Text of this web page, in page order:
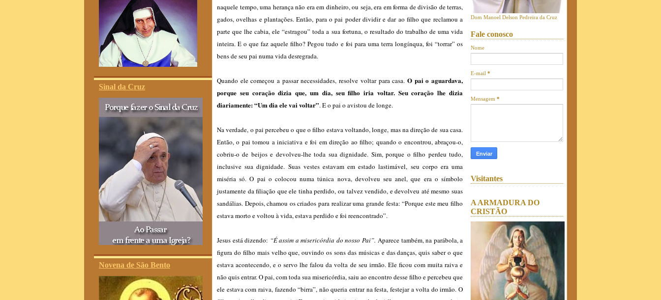
Sinal da Cruz
Novena de São Bento
naquele tempo, uma herança não era em dinheiro, ou seja, era em forma de divisão de terras,
gados, ovelhas e plantações. Então, para o pai poder dividir e dar ao filho que reclamou a
parte que lhe cabia, ele “estragou” toda a sua fortuna, o resultado do trabalho de uma vida
inteira. E o que faz aquele filho? Pegou tudo e foi para uma terra longínqua, foi “torrar” os
bens de seu pai numa vida desregrada.
Quando ele começou a passar necessidades, resolve voltar para casa. O pai o aguardava,
porque seu coração dizia que, um dia, seu filho iria voltar. Seu coração lhe dizia
diariamente: “Um dia ele vai voltar”. E o pai o avistou de longe.
Na verdade, o pai percebeu o que o filho estava voltando, longe, mas na direção de sua casa.
Então, o pai tomou a iniciativa e foi em direção ao filho; quando o encontrou, abraçou-o,
cobriu-o de beijos e devolveu-lhe toda sua dignidade. Sim, porque o filho perdeu tudo,
inclusive sua dignidade. Suas vestes estavam em estado lastimável, seu corpo era uma
miséria só. O pai o colocou numa túnica nova, devolveu seu anel, que era o símbolo
justamente da filiação que ele tinha perdido, ou talvez vendido, e devolveu até mesmo suas
sandálias. Depois, chamou os criados para realizar uma grande festa: “Porque este meu filho
estava morto e voltou à vida, estava perdido e foi reencontrado”.
Jesus está dizendo: “É assim a misericórdia do nosso Pai”. Aparece também, na parábola, a
figura do filho mais velho que, ouvindo os sons das músicas e das danças, quis saber o que
estava acontecendo, e o servo lhe falou da volta de seu irmão. Ele ficou com muita raiva e
não quis entrar. O pai, com toda sua misericórdia, saiu ao encontro desse filho e percebeu que
ele estava com raiva, fazendo “birra”, não queria entrar na festa, festejar a volta do irmão. O
Dom Manoel Delson Pedreira da Cruz
Fale conosco
Nome
E-mail *
Mensagem *
Visitantes
A ARMADURA DO
CRISTÃO